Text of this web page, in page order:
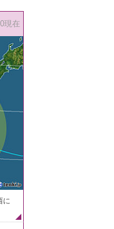
現在
に